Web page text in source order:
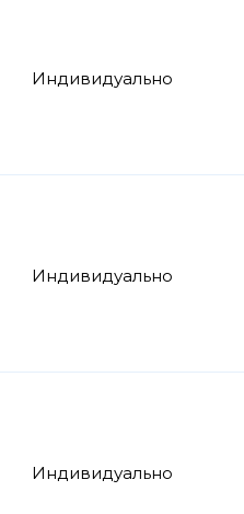
Индивидуально
Индивидуально
Индивидуально